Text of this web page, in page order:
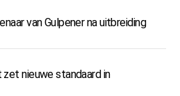
van Gulpener na uitbreiding
nieuwe standaard in